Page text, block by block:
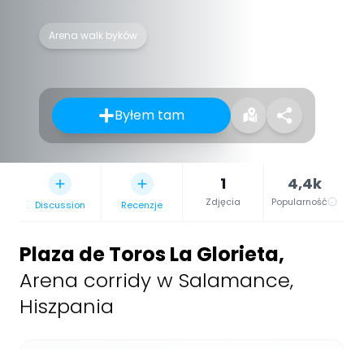
Arena walk byków
Byłem tam
Discussion Recenzje
1
Zdjęcia
4,4k
Popularność
Plaza de Toros La Glorieta,
Arena corridy w Salamance,
Hiszpania